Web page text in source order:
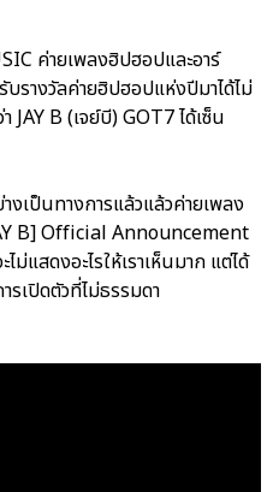
ค่ายเพลงฮิปฮอปและอาร์
รางวัลค่ายฮิปฮอปแห่งปีมาได้ไม่
JAY B (เจย์บี) GOT7 ได้เซ็น
เป็นทางการแล้วแล้วค่ายเพลง
B] Official Announcement
สดงอะไรให้เราเห็นมาก แต่ได้
รเปิดตัวที่ไม่ธรรมดา